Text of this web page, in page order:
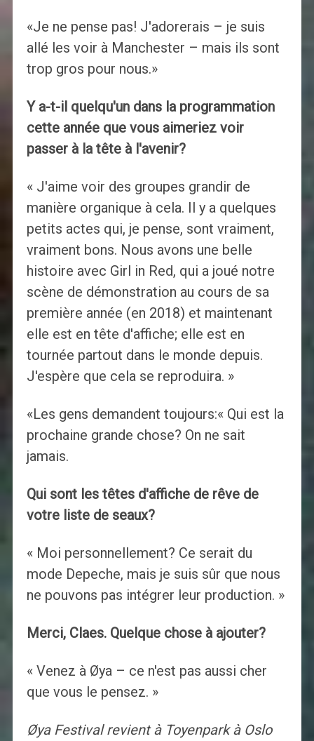
«Je ne pense pas! J'adorerais – je suis
allé les voir à Manchester – mais ils sont
trop gros pour nous.»
Y a-t-il quelqu'un dans la programmation
cette année que vous aimeriez voir
passer à la tête à l'avenir?
« J'aime voir des groupes grandir de
manière organique à cela. Il y a quelques
petits actes qui, je pense, sont vraiment,
vraiment bons. Nous avons une belle
histoire avec Girl in Red, qui a joué notre
scène de démonstration au cours de sa
première année (en 2018) et maintenant
elle est en tête d'affiche; elle est en
tournée partout dans le monde depuis.
J'espère que cela se reproduira. »
«Les gens demandent toujours:« Qui est la
prochaine grande chose? On ne sait
jamais.
Qui sont les têtes d'affiche de rêve de
votre liste de seaux?
« Moi personnellement? Ce serait du
mode Depeche, mais je suis sûr que nous
ne pouvons pas intégrer leur production. »
Merci, Claes. Quelque chose à ajouter?
« Venez à Øya – ce n'est pas aussi cher
que vous le pensez. »
Øya Festival revient à Toyenpark à Oslo